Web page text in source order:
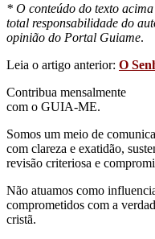
* O conteúdo do texto
total responsabilidade do
opinião do Portal Guiame.
Leia o artigo anterior: O
Contribua mensalmente
com o GUIA-ME.
Somos um meio de
com clareza e exatidão,
revisão criteriosa e
Não atuamos como
comprometidos com a
cristã.